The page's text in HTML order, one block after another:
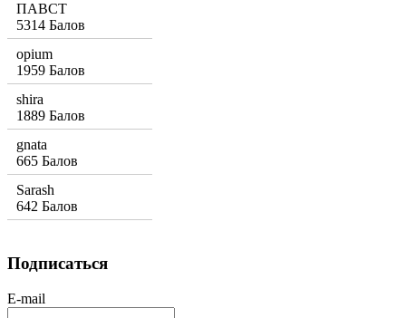
ПАВСТ
5314 Балов
opium
1959 Балов
shira
1889 Балов
gnata
665 Балов
Sarash
642 Балов
Подписаться
E-mail